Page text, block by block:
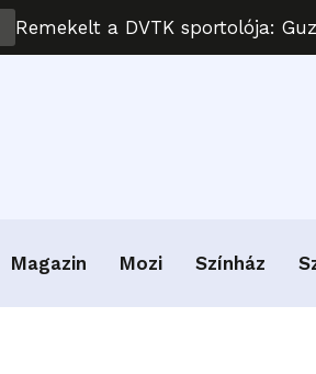
Remekelt a DVTK sportolója:
Magazin Mozi Színház